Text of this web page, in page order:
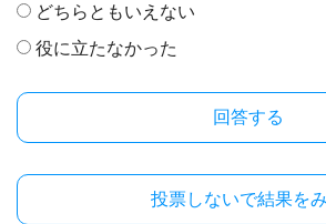
どちらともいえない
役に立たなかった
投票しないで結果を